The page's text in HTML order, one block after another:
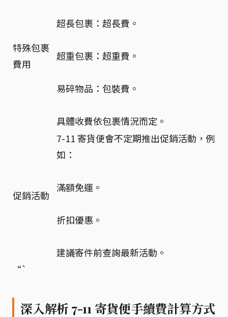
特殊包裹
費用
超長包裹：超長費。
超重包裹：超重費。
易碎物品：包裝費。
具體收費依包裹情況而定。
促銷活動
7-11 寄貨便會不定期推出促銷活動，例
如：
滿額免運。
折扣優惠。
建議寄件前查詢最新活動。
“`
深入解析 7-11 寄貨便手續費計算方式